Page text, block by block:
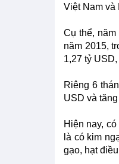
Việt Nam và
Cụ thể,
năm 2015,
1,27 tỷ
Riêng 6
USD và
Hiện nay,
là có kim
gạo, hạt